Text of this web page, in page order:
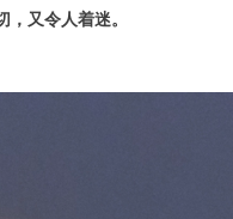
又令人着迷。